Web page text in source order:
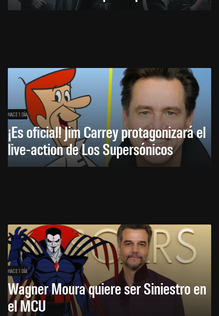
HACE 1 DÍA
¡Es oficial! Jim Carrey protagonizará el
live-action de Los Supersónicos
HACE 1 DÍA
Wagner Moura quiere ser Siniestro en
el MCU